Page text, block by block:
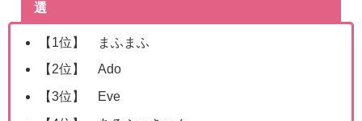
選
【1位】 まふまふ
【2位】 Ado
【3位】 Eve